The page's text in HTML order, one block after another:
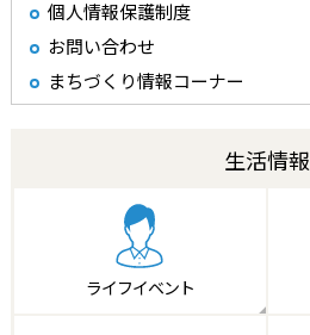
個人情報保護制度
お問い合わせ
まちづくり情報コーナー
生活情報
ライフイベント